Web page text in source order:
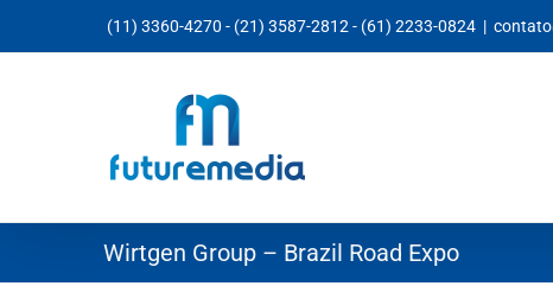
para
(11) 3360-4270 - (21) 3587-2812 - (61) 2233-0824 |
Wirtgen Group – Brazil Road Expo